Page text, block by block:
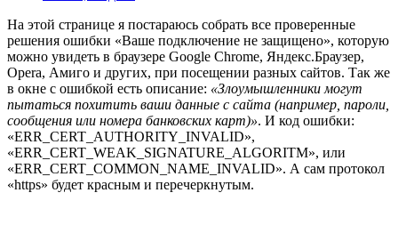
На этой странице я постараюсь собрать все проверенные
решения ошибки «Ваше подключение не защищено», которую
можно увидеть в браузере Google Chrome, Яндекс.Браузер,
Opera, Амиго и других, при посещении разных сайтов. Так же
в окне с ошибкой есть описание: «Злоумышленники могут
пытаться похитить ваши данные с сайта (например, пароли,
сообщения или номера банковских карт)». И код ошибки:
«ERR_CERT_AUTHORITY_INVALID»,
«ERR_CERT_WEAK_SIGNATURE_ALGORITM», или
«ERR_CERT_COMMON_NAME_INVALID». А сам протокол
«https» будет красным и перечеркнутым.